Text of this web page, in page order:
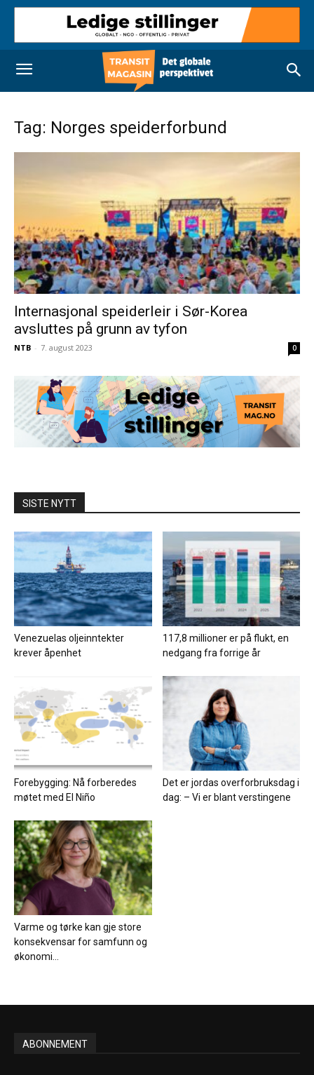
Tag: Norges speiderforbund
Internasjonal speiderleir i Sør-Korea
avsluttes på grunn av tyfon
NTB - 7. august 2023 0
SISTE NYTT
Venezuelas oljeinntekter
krever åpenhet
117,8 millioner er på flukt, en
nedgang fra forrige år
Forebygging: Nå forberedes
møtet med El Niño
Det er jordas overforbruksdag i
dag: – Vi er blant verstingene
Varme og tørke kan gje store
konsekvensar for samfunn og
økonomi...
ABONNEMENT